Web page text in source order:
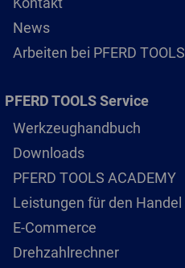
News
Arbeiten bei PFERD TOOLS
PFERD TOOLS Service
Werkzeughandbuch
Downloads
PFERD TOOLS ACADEMY
Leistungen für den Handel
E-Commerce
Drehzahlrechner